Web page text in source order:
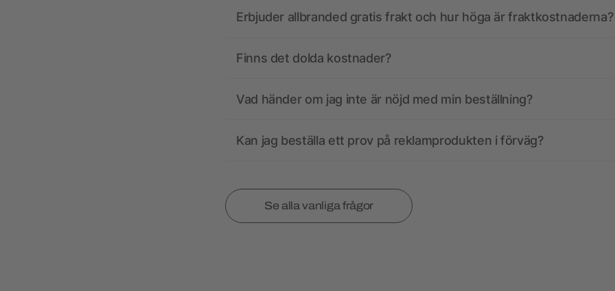
Erbjuder allbranded gratis frakt och hur höga är fraktkostnaderna?
Finns det dolda kostnader?
Vad händer om jag inte är nöjd med min beställning?
Kan jag beställa ett prov på reklamprodukten i förväg?
Se alla vanliga frågor